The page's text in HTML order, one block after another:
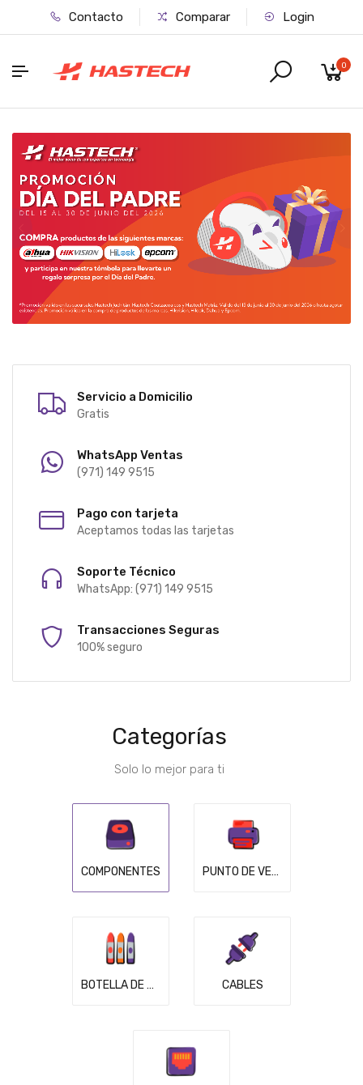
Contacto Comparar Login
0
Servicio a Domicilio
Gratis
WhatsApp Ventas
(971) 149 9515
Pago con tarjeta
Aceptamos todas las tarjetas
Soporte Técnico
WhatsApp: (971) 149 9515
Transacciones Seguras
100% seguro
Categorías
Solo lo mejor para ti
COMPONENTES PUNTO DE VENTA
BOTELLA DE TINTA CABLES